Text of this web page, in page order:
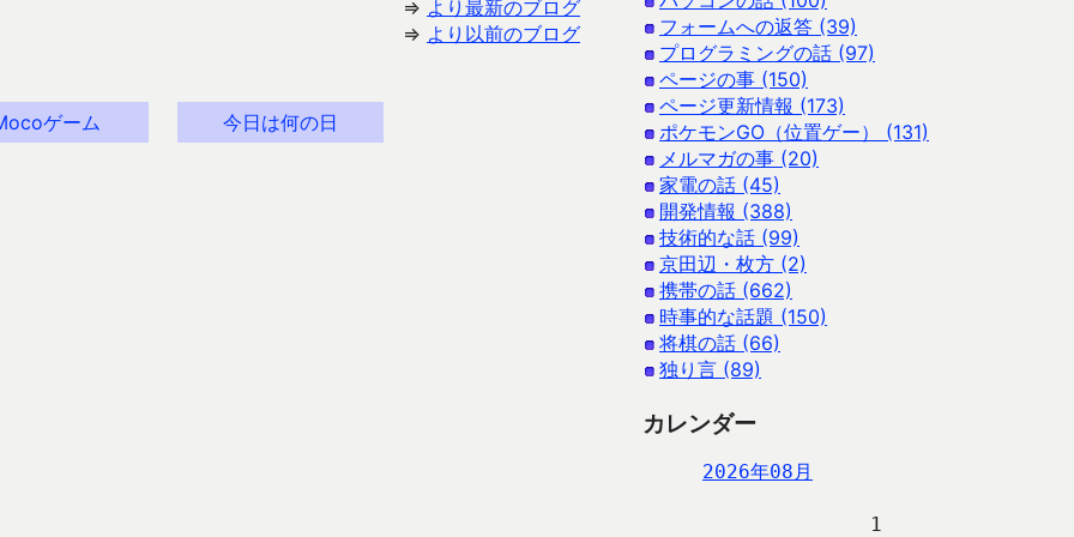
⇒ より最新のブログ
⇒ より以前のブログ
ゲーム 今日は何の日
フォームへの返答 (39)
プログラミングの話 (97)
ページの事 (150)
ページ更新情報 (173)
ポケモンGO（位置ゲー） (131)
メルマガの事 (20)
家電の話 (45)
開発情報 (388)
技術的な話 (99)
京田辺・枚方 (2)
携帯の話 (662)
時事的な話題 (150)
将棋の話 (66)
独り言 (89)
カレンダー
2026年08月
                   1